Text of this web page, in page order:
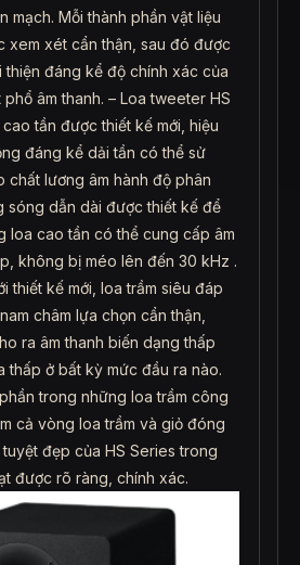
mạch. Mỗi thành phần vật liệu
xem xét cẩn thận, sau đó được
thiện đáng kể độ chính xác của
âm thanh. – Loa tweeter HS
tần được thiết kế mới, hiệu
đáng kể dải tần có thể sử
chất lương âm hành độ phân
sóng dẫn dài được thiết kế để
loa cao tần có thể cung cấp âm
không bị méo lên đến 30 kHz .
thiết kế mới, loa trầm siêu đáp
châm lựa chọn cẩn thận,
ra âm thanh biến dạng thấp
thấp ở bất kỳ mức đầu ra nào.
trong những loa trầm công
cả vòng loa trầm và giỏ đóng
đẹp của HS Series trong
được rõ ràng, chính xác.